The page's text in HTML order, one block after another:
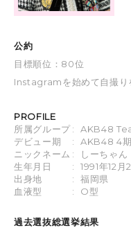
公約
目標順位：80位
Instagramを始めて自撮り
PROFILE
所属グループ:
AKB48
デビュー期
:
AKB48 4期
ニックネーム :
しーちゃん
生年月日
:
1991年12月
出身地
:
福岡県
血液型
: O型
過去選抜総選挙結果